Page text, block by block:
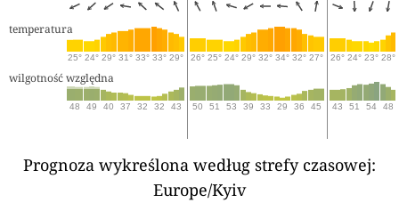
temperatura
25° 24° 29° 31° 33° 33° 29° 26° 25° 24° 29° 32° 34° 32° 27° 26° 24° 23° 28°
wilgotność względna
48 49 40 37 32 32 43 50 51 53 39 33 29 36 45 43 51 54 48
Prognoza wykreślona według strefy czasowej:
Europe/Kyiv